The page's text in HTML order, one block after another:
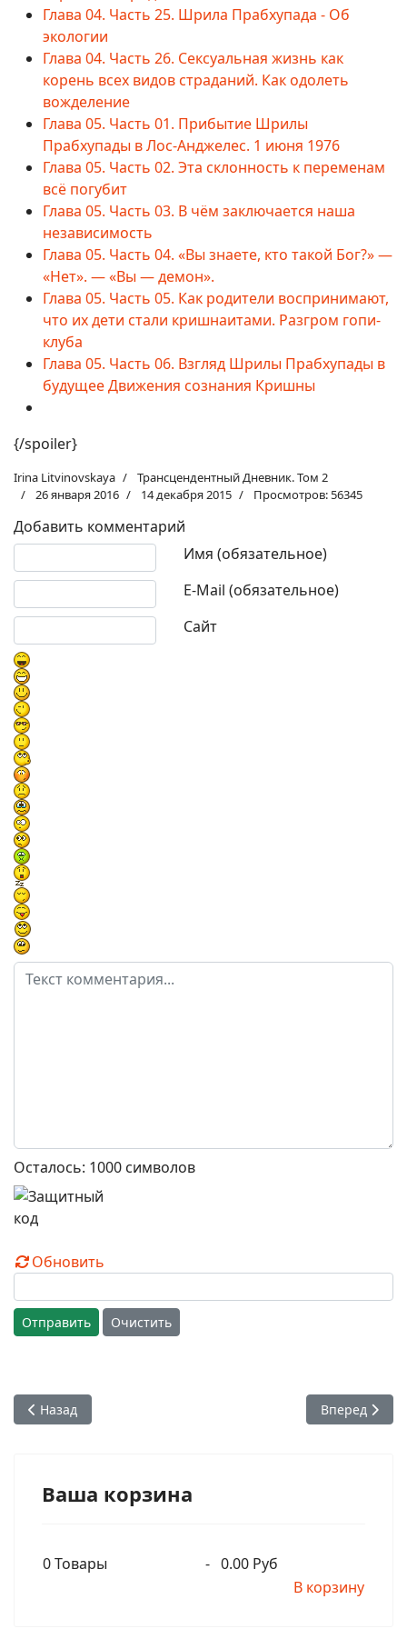
Глава 04. Часть 25. Шрила Прабхупада - Об
экологии
Глава 04. Часть 26. Сексуальная жизнь как
корень всех видов страданий. Как одолеть
вожделение
Глава 05. Часть 01. Прибытие Шрилы
Прабхупады в Лос-Анджелес. 1 июня 1976
Глава 05. Часть 02. Эта склонность к переменам
всё погубит
Глава 05. Часть 03. В чём заключается наша
независимость
Глава 05. Часть 04. «Вы знаете, кто такой Бог?» —
«Нет». — «Вы — демон».
Глава 05. Часть 05. Как родители воспринимают,
что их дети стали кришнаитами. Разгром гопи-
клуба
Глава 05. Часть 06. Взгляд Шрилы Прабхупады в
будущее Движения сознания Кришны
{/spoiler}
Irina Litvinovskaya
Трансцендентный Дневник. Том 2
26 января 2016
14 декабря 2015 Просмотров: 56345
Добавить комментарий
Имя (обязательное)
E-Mail (обязательное)
Сайт
Текст комментария
Осталось: 1000 символов
Обновить
Отправить Очистить
Предыдущий: Глава 03. Часть 01. Острова Фиджи. 28-30
Назад Следующий:
Вперед
Ваша корзина
0Товары - 0.00 Руб
В корзину